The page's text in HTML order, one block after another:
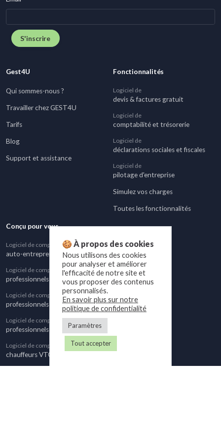
S'inscrire
Gest4U
Qui sommes-nous ?
Travailler chez GEST4U
Tarifs
Blog
Support et assistance
Fonctionnalités
Logiciel de
devis & factures gratuit
Logiciel de
comptabilité et trésorerie
Logiciel de
déclarations sociales et fiscales
Logiciel de
pilotage d'entreprise
Simulez vos charges
Toutes les fonctionnalités
Conçu pour vous
Logiciel de comptabilité pour
auto-entrepreneurs
Logiciel de comptabilité pour
professionnels BNC au régime réel simplifié
Logiciel de comptabilité pour
professionnels proches du plafond de TVA
Logiciel de comptabilité pour
professionnels assujettis à TVA
Logiciel de comptabilité pour
chauffeurs VTC
🍪 À propos des cookies
Nous utilisons des cookies
pour analyser et améliorer
l'efficacité de notre site et
vous proposer des contenus
personnalisés.
En savoir plus sur notre
politique de confidentialité
Paramètres
Tout accepter